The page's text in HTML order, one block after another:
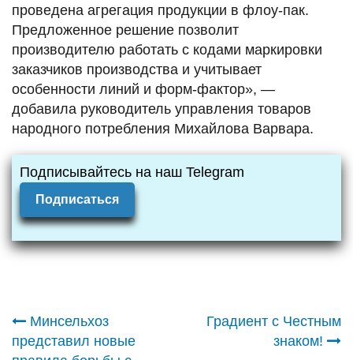
проведена агрегация продукции в флоу-пак.
Предложенное решение позволит
производителю работать с кодами маркировки
заказчиков производства и учитывает
особенности линий и форм-фактор», —
добавила руководитель управления товаров
народного потребления Михайлова Варвара.
Подписывайтесь на наш Telegram
Подписаться
Навигация
Минсельхоз
представил новые
Градиент с Честным
знаком!